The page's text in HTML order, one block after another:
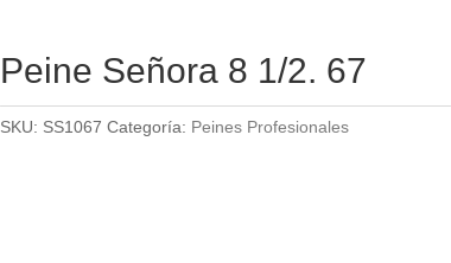
Peine Señora 8 1/2. 67
SKU: SS1067 Categoría: Peines Profesionales